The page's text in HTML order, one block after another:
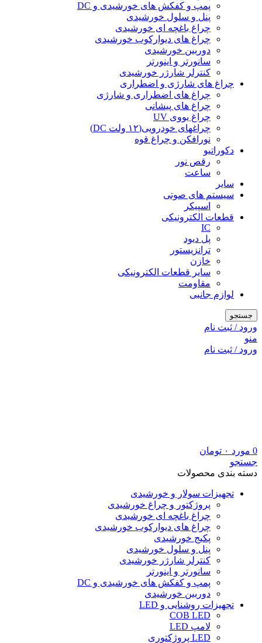
پمپ و کفکش های خورشیدی و DC
پنل و سلول خورشیدی
چراغ باغچه ای خورشیدی
چراغ های دیوارکوب خورشیدی
دوربین خورشیدی
سانورتر و اینورتر
کنترلر شارژر خورشیدی
چراغ های شارژی و اضطراری
چراغ های اضطراری و شارژی
چراغ های پیشانی
چراغ یووی UV
چراغهای خودرویی(۱۲ ولت DC)
نورافکن و چراغ قوه
دکوراتیو
رقص نور
ساعت
سایر
سیستم های صوتی
اسپیکر
قطعات الکترونیکی
IC
پل دیود
ترانزیستور
خازن
سایر قطعات الکترونیکی
مقاومت
لوازم جانبی
جستجو
ورود / ثبت نام
منو
ورود / ثبت نام
0 مورد ۰ تومان
جستجو
دسته بندی محصولات
تجهیزات سولار و خورشیدی
پروژکتور و چراغ خورشیدی
چراغ باغچه ای خورشیدی
چراغ های دیوارکوب خورشیدی
پکیج خورشیدی
پنل و سلول خورشیدی
کنترلر شارژر خورشیدی
سانورتر و اینورتر
پمپ و کفکش های خورشیدی و DC
دوربین خورشیدی
تجهیزات روشنایی و LED
COB LED
لامپ LED
LED پروژکتوری